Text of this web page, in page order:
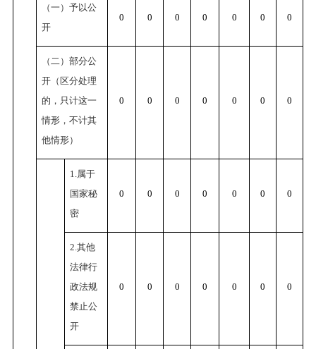
（一）予以公
开
0 0 0 0 0 0 0
（二）部分公
开（区分处理
的，只计这一
情形，不计其
他情形）
0 0 0 0 0 0 0
1.属于
国家秘
密
0 0 0 0 0 0 0
2.其他
法律行
政法规
禁止公
开
0 0 0 0 0 0 0